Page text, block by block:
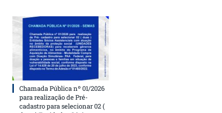
Chamada Pública nº 01/2026
para realização de Pré-
cadastro para selecionar 02 (